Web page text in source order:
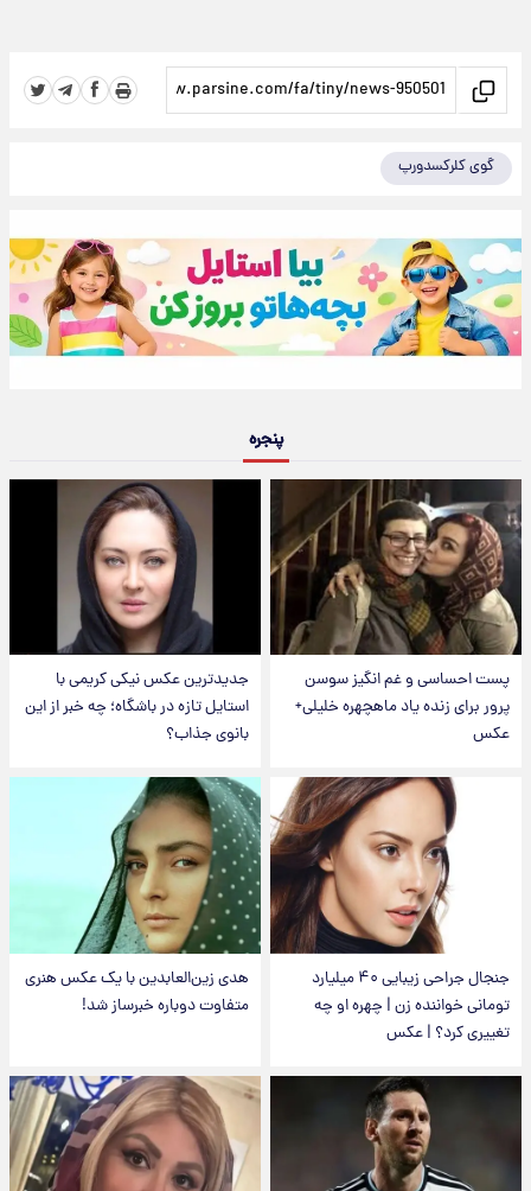
گوی کلرکسدورپ
پنجره
پست احساسی و غم انگیز سوسن
پرور برای زنده یاد ماهچهره خلیلی+
عکس
جدیدترین عکس نیکی کریمی با
استایل تازه در باشگاه؛ چه خبر از این
بانوی جذاب؟
جنجال جراحی زیبایی ۴۰ میلیارد
تومانی خواننده زن | چهره او چه
تغییری کرد؟ | عکس
هدی زین‌العابدین با یک عکس هنری
متفاوت دوباره خبرساز شد!